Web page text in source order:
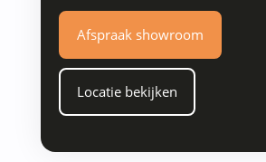
Afspraak showroom
Locatie bekijken